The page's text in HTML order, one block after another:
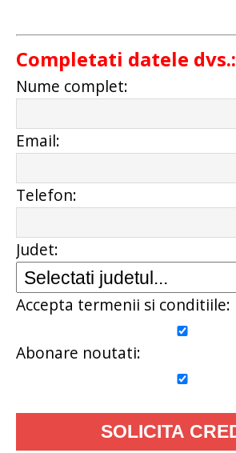
Completati datele dvs.:
Nume complet:
Email:
Telefon:
Judet:
Accepta termenii si conditiile:
Abonare noutati: